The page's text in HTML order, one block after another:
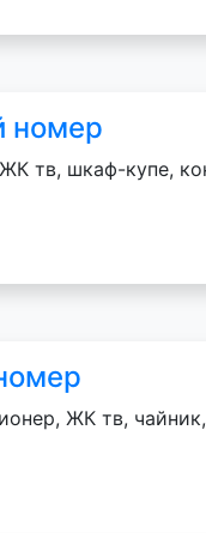
номер
тв, шкаф-купе,
ЖК тв,